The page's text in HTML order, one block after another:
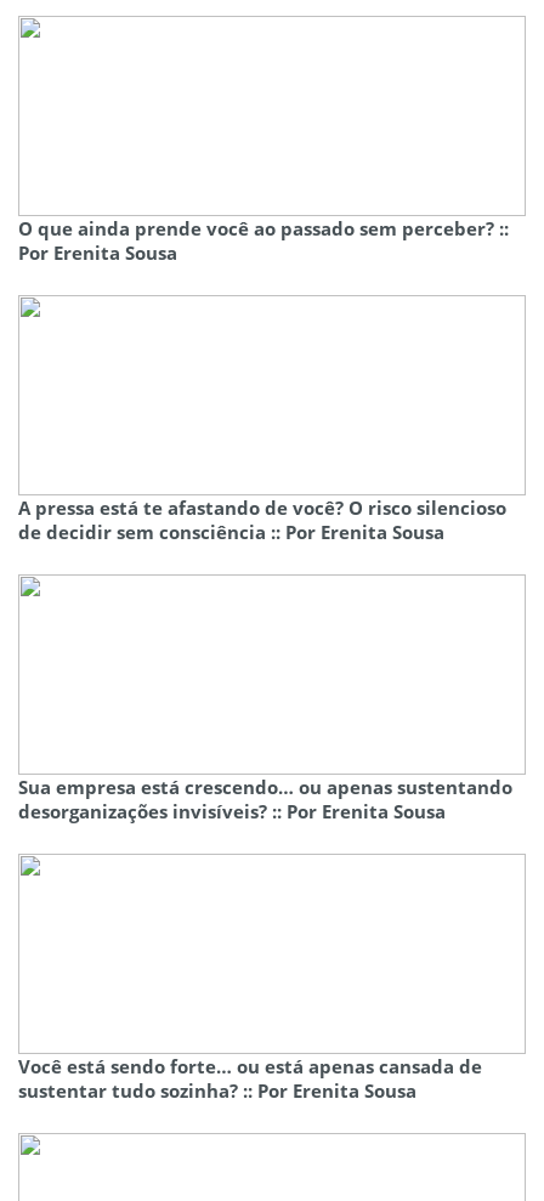
O que ainda prende você ao passado sem perceber? ::
Por Erenita Sousa
A pressa está te afastando de você? O risco silencioso
de decidir sem consciência :: Por Erenita Sousa
Sua empresa está crescendo… ou apenas sustentando
desorganizações invisíveis? :: Por Erenita Sousa
Você está sendo forte… ou está apenas cansada de
sustentar tudo sozinha? :: Por Erenita Sousa